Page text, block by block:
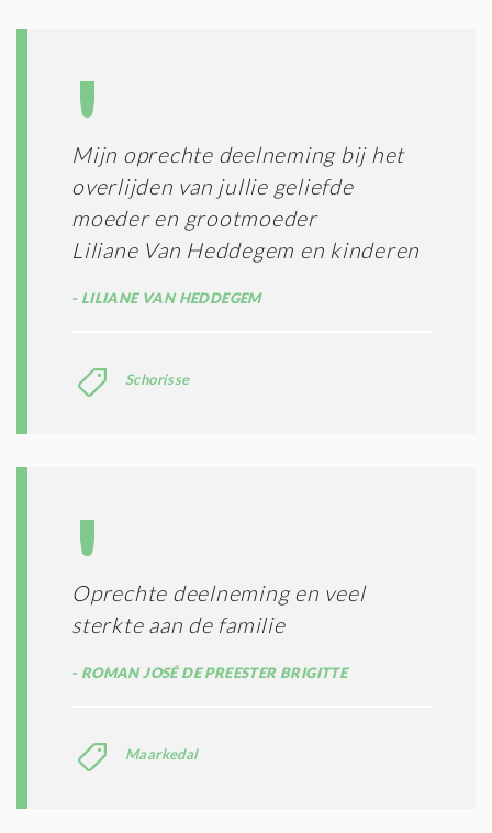
Mijn oprechte deelneming bij het
overlijden van jullie geliefde
moeder en grootmoeder
Liliane Van Heddegem en kinderen
LILIANE VAN HEDDEGEM
Schorisse
Oprechte deelneming en veel
sterkte aan de familie
ROMAN JOSÉ DE PREESTER BRIGITTE
Maarkedal